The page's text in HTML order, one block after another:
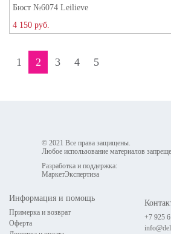
Бюст №6074 Leilieve
4 150 руб.
1 2 3 4 5
© 2021 Все права защищены.
Любое использование материалов
Разработка и поддержка:
МаркетЭкспертиза
Информация и помощь
Примерка и возврат
Оферта
+7 925